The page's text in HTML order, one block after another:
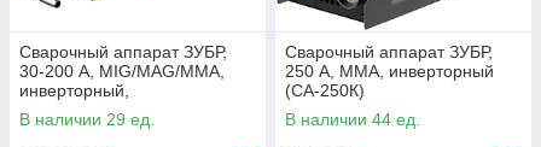
Сварочный аппарат ЗУБР,
30-200 А, MIG/MAG/MMA,
инверторный,
полуавтоматический
(ПС-200)
В наличии 29 ед.
Сварочный аппарат ЗУБР,
250 А, MMA, инверторный
(СА-250К)
В наличии 44 ед.